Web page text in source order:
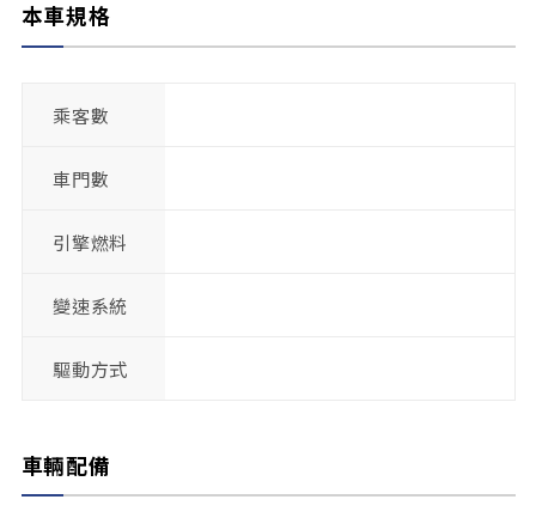
本車規格
乘客數
車門數
引擎燃料
變速系統
驅動方式
車輛配備